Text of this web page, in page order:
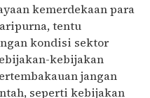
kemerdekaan para
tentu
kondisi sektor
kebijakan
jangan
seperti kebijakan